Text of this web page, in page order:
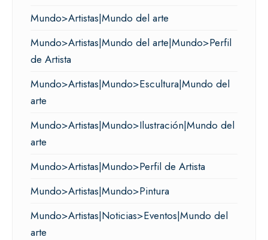
Mundo>Artistas|Mundo del arte
Mundo>Artistas|Mundo del arte|Mundo>Perfil
de Artista
Mundo>Artistas|Mundo>Escultura|Mundo del
arte
Mundo>Artistas|Mundo>Ilustración|Mundo del
arte
Mundo>Artistas|Mundo>Perfil de Artista
Mundo>Artistas|Mundo>Pintura
Mundo>Artistas|Noticias>Eventos|Mundo del
arte